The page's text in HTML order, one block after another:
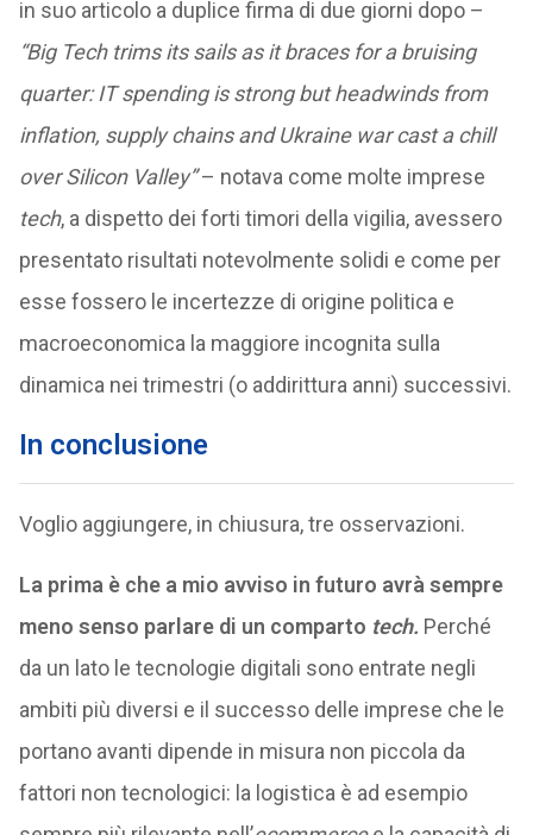
in suo articolo a duplice firma di due giorni dopo –
“Big Tech trims its sails as it braces for a bruising
quarter: IT spending is strong but headwinds from
inflation, supply chains and Ukraine war cast a chill
over Silicon Valley”– notava come molte imprese
tech, a dispetto dei forti timori della vigilia, avessero
presentato risultati notevolmente solidi e come per
esse fossero le incertezze di origine politica e
macroeconomica la maggiore incognita sulla
dinamica nei trimestri (o addirittura anni) successivi.
In conclusione
Voglio aggiungere, in chiusura, tre osservazioni.
La prima è che a mio avviso in futuro avrà sempre
meno senso parlare di un comparto tech. Perché
da un lato le tecnologie digitali sono entrate negli
ambiti più diversi e il successo delle imprese che le
portano avanti dipende in misura non piccola da
fattori non tecnologici: la logistica è ad esempio